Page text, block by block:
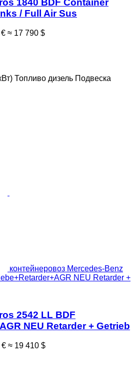
1840 BDF Container
/ Full Air Sus
≈ 17 790 $
Топливо дизель Подвеска
контейнеровоз Mercedes-Benz
NEU Retarder +
2542 LL BDF
NEU Retarder + Getrieb
€ ≈ 19 410 $